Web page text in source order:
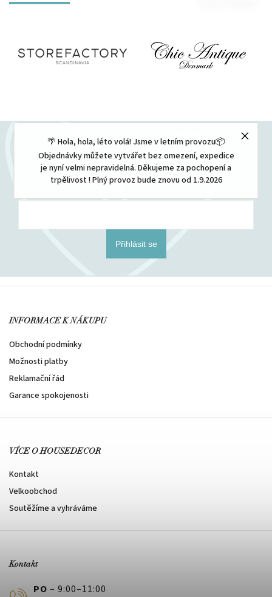
🌴 Hola, hola, léto volá! Jsme v letním provozu📦
Objednávky můžete vytvářet bez omezení, expedice
je nyní velmi nepravidelná. Děkujeme za pochopení a
trpělivost ! Plný provoz bude znovu od 1.9.2026
Odebírat newsletter
Vložením e-mailu souhlasíte s
podmínkami ochrany osobních údajů
Přihlásit se
INFORMACE K NÁKUPU
Obchodní podmínky
Možnosti platby
Reklamační řád
Garance spokojenosti
VÍCE O HOUSEDECOR
Kontakt
Velkoobchod
Soutěžíme a vyhráváme
Kontakt
PO – 9:00–11:00